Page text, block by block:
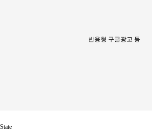
반응형 구글광고 등
State